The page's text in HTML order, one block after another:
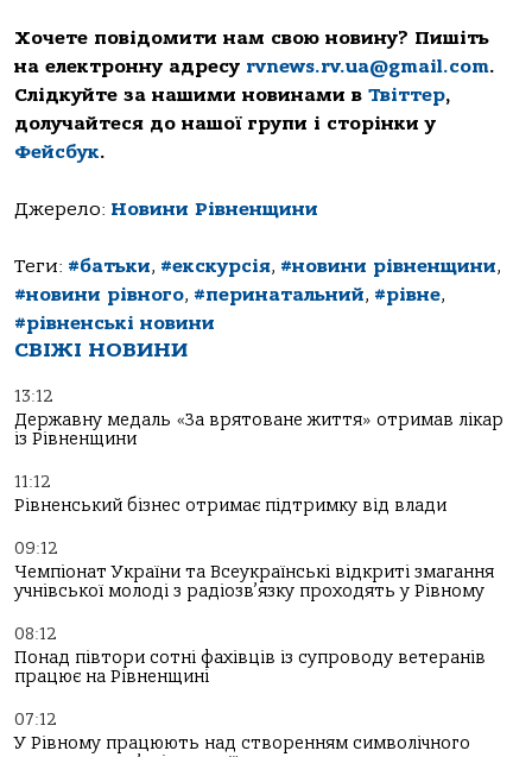
Хочете повідомити нам свою новину? Пишіть
на електронну адресу rvnews.rv.ua@gmail.com.
Слідкуйте за нашими новинами в Твіттер,
долучайтеся до нашої групи і сторінки у
Фейсбук.
Джерело: Новини Рівненщини
Теги: #батьки, #екскурсія, #новини рівненщини,
#новини рівного, #перинатальний, #рівне,
#рівненські новини
СВІЖІ НОВИНИ
13:12
Державну медаль «За врятоване життя» отримав лікар
із Рівненщини
11:12
Рівненський бізнес отримає підтримку від влади
09:12
Чемпіонат України та Всеукраїнські відкриті змагання
учнівської молоді з радіозв’язку проходять у Рівному
08:12
Понад півтори сотні фахівців із супроводу ветеранів
працює на Рівненщині
07:12
У Рівному працюють над створенням символічного